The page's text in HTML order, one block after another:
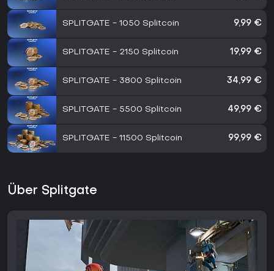
SPLITGATE - 1050 Splitcoin 9,99 €
SPLITGATE - 2150 Splitcoin 19,99 €
SPLITGATE - 3800 Splitcoin 34,99 €
SPLITGATE - 5500 Splitcoin 49,99 €
SPLITGATE - 11500 Splitcoin 99,99 €
Über Splitgate